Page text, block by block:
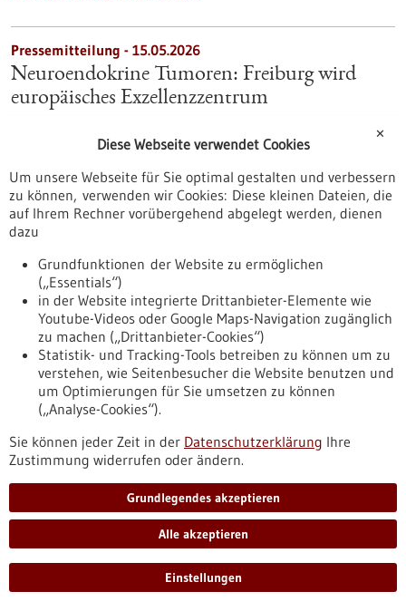
Pressemitteilung - 15.05.2026
Neuroendokrine Tumoren: Freiburg wird
europäisches Exzellenzzentrum
Excellence“ der European Neuroendocrine Tumor Society
spezialisierte Zentren aus, die seltene Tumorerkrankungen
nach festgelegten Qualitätsstandards behandeln.
https://www.gesundheitsindustrie-
bw.de/fachbeitrag/pm/neuroendokrine-tumoren-freiburg-
Pressemitteilung - 13.05.2026
„KI hat eigentlich keinen blassen Schimmer,
was sie tut“
KI verändert die Wissenschaft – auch die Neurowissenschaft.
Wir haben mit Gabriele Lohmann über Forschung an der
Schnittstelle von Gehirn und Algorithmus gesprochen: über
künstliche Intelligenz als Forschungswerkzeug, das
Decodieren von Hirnaktivität, und warum große
https://www.gesundheitsindustrie-
bw.de/fachbeitrag/pm/ki-hat-eigentlich-keinen-blassen-
Pressemitteilung - 13.05.2026
✕
Diese Webseite verwendet Cookies
Um unsere Webseite für Sie optimal gestalten und verbessern
zu können, verwenden wir Cookies: Diese kleinen Dateien, die
auf Ihrem Rechner vorübergehend abgelegt werden, dienen
dazu
Grundfunktionen der Website zu ermöglichen
(„Essentials“)
in der Website integrierte Drittanbieter-Elemente wie
Youtube-Videos oder Google Maps-Navigation zugänglich
zu machen („Drittanbieter-Cookies“)
Statistik- und Tracking-Tools betreiben zu können um zu
verstehen, wie Seitenbesucher die Website benutzen und
um Optimierungen für Sie umsetzen zu können
(„Analyse-Cookies“).
Sie können jeder Zeit in der Datenschutzerklärung Ihre
Zustimmung widerrufen oder ändern.
Grundlegendes akzeptieren
Alle akzeptieren
Einstellungen